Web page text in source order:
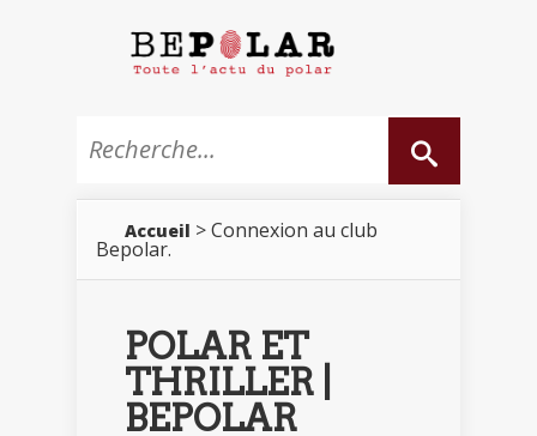
Accueil > Connexion au club
Bepolar.
POLAR ET
THRILLER |
BEPOLAR